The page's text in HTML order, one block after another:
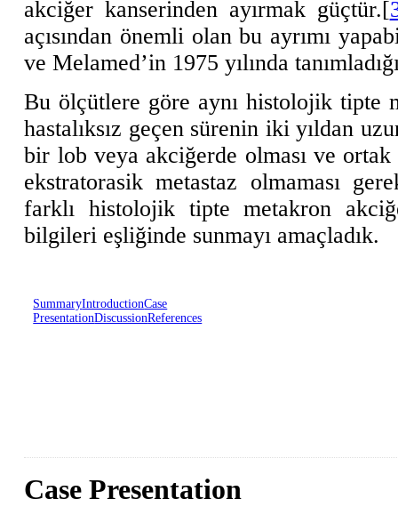
akciğer kanserinden ayırmak güçtür.[
açısından önemli olan bu ayrımı
ve Melamed’in 1975 yılında
Bu ölçütlere göre aynı histolojik tipte
hastalıksız geçen sürenin iki yıldan
bir lob veya akciğerde olması ve
ekstratorasik metastaz olmaması
farklı histolojik tipte metakron
bilgileri eşliğinde sunmayı amaçladık.
SummaryIntroductionCase
PresentationDiscussionReferences
Case Presentation